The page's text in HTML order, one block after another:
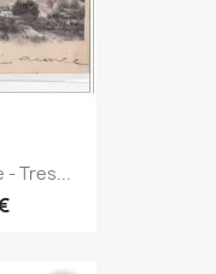
- Tres...